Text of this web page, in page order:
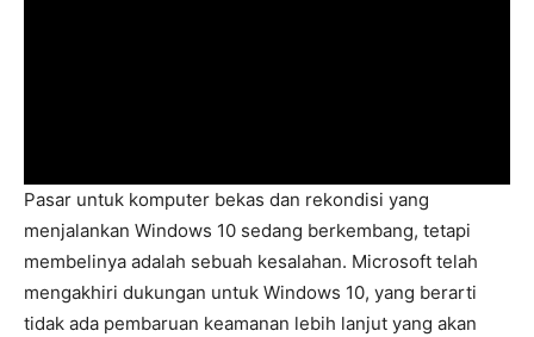
Pasar untuk komputer bekas dan rekondisi yang
menjalankan Windows 10 sedang berkembang, tetapi
membelinya adalah sebuah kesalahan. Microsoft telah
mengakhiri dukungan untuk Windows 10, yang berarti
tidak ada pembaruan keamanan lebih lanjut yang akan